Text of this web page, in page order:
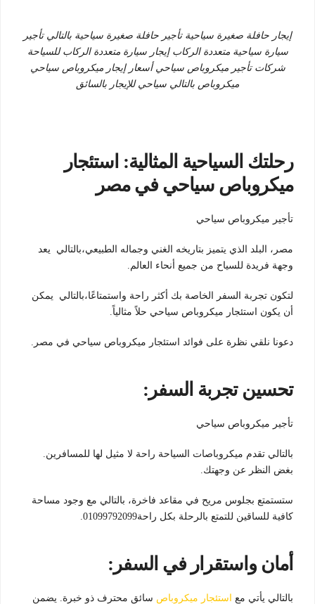
إيجار حافلة صغيرة سياحية تأجير حافلة صغيرة سياحية بالتالي تأجير
سيارة سياحية متعددة الركاب إيجار سيارة متعددة الركاب للسياحة
شركات تأجير ميكروباص سياحي أسعار إيجار ميكروباص سياحي
ميكروباص بالتالي سياحي للإيجار بالسائق
رحلتك السياحية المثالية: استئجار
ميكروباص سياحي في مصر
تأجير ميكروباص سياحي
مصر، البلد الذي يتميز بتاريخه الغني وجماله الطبيعي،بالتالي يعد
وجهة فريدة للسياح من جميع أنحاء العالم.
لتكون تجربة السفر الخاصة بك أكثر راحة واستمتاعًا،بالتالي يمكن
أن يكون استئجار ميكروباص سياحي حلاً مثالياً.
دعونا نلقي نظرة على فوائد استئجار ميكروباص سياحي في مصر.
تحسين تجربة السفر:
تأجير ميكروباص سياحي
بالتالي تقدم ميكروباصات السياحة راحة لا مثيل لها للمسافرين.
بغض النظر عن وجهتك.
ستستمتع بجلوس مريح في مقاعد فاخرة، بالتالي مع وجود مساحة
كافية للساقين للتمتع بالرحلة بكل راحة01099792099.
أمان واستقرار في السفر:
بالتالي يأتي مع استئجار ميكروباص سائق محترف ذو خبرة. يضمن